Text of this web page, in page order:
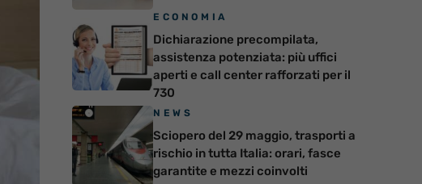
ECONOMIA
Dichiarazione precompilata,
assistenza potenziata: più uffici
aperti e call center rafforzati per il
730
NEWS
Sciopero del 29 maggio, trasporti a
rischio in tutta Italia: orari, fasce
garantite e mezzi coinvolti